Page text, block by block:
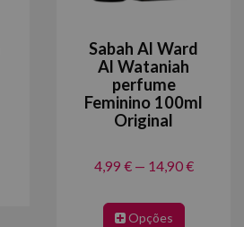
Sabah Al Ward
Al Wataniah
perfume
Feminino 100ml
Original
4,99 € — 14,90 €
Opções